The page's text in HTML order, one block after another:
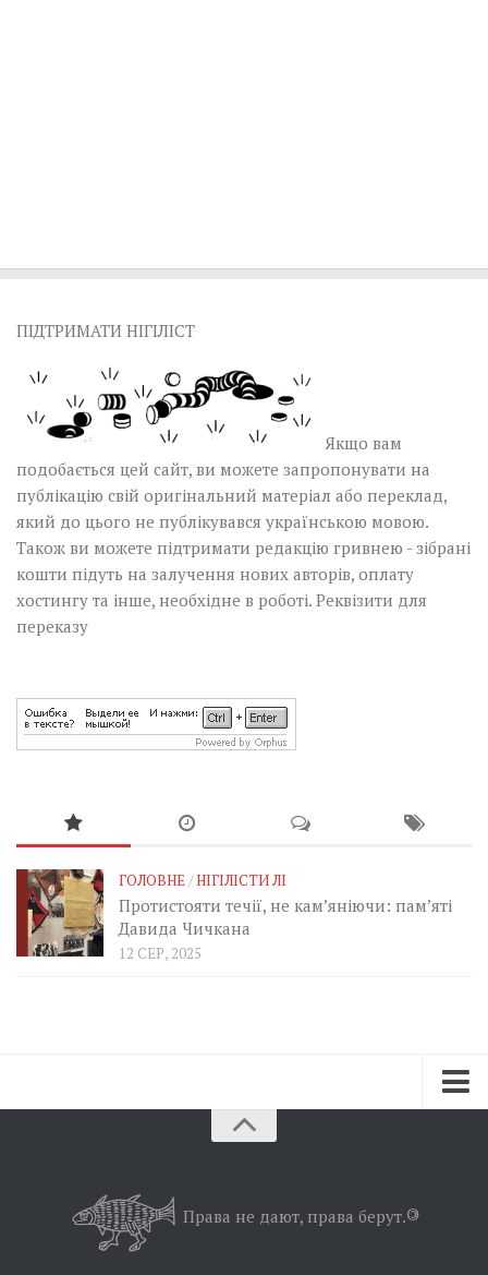
ПІДТРИМАТИ НІГІЛІСТ
Якщо вам
подобається цей сайт, ви можете запропонувати на
публікацію свій оригінальний матеріал або переклад,
який до цього не публікувався українською мовою.
Також ви можете підтримати редакцію гривнею - зібрані
кошти підуть на залучення нових авторів, оплату
хостингу та інше, необхідне в роботі. Реквізити для
переказу
ГОЛОВНЕ/НІГІЛІСТИ ЛІ
Протистояти течії, не кам’яніючи: пам’яті
Давида Чичкана
12 СЕР, 2025
Позиція
Права не дают, права берут.©